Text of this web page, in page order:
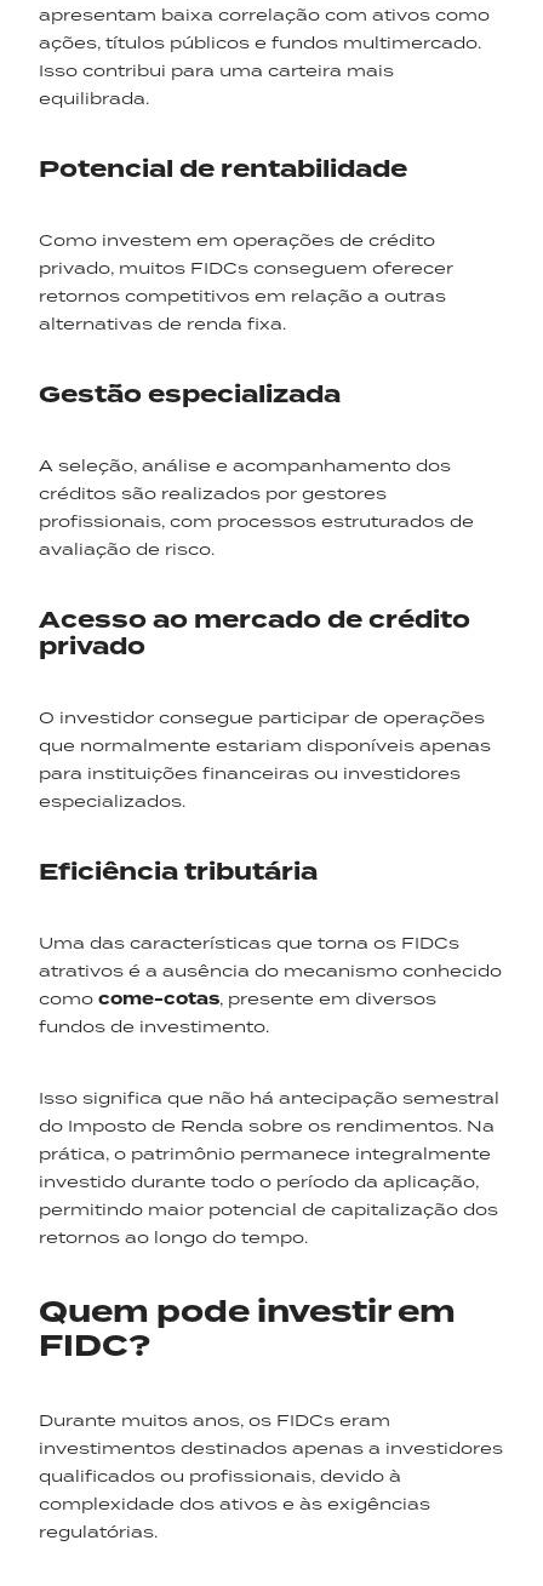
apresentam baixa correlação com ativos como
ações, títulos públicos e fundos multimercado.
Isso contribui para uma carteira mais
equilibrada.
Potencial de rentabilidade
Como investem em operações de crédito
privado, muitos FIDCs conseguem oferecer
retornos competitivos em relação a outras
alternativas de renda fixa.
Gestão especializada
A seleção, análise e acompanhamento dos
créditos são realizados por gestores
profissionais, com processos estruturados de
avaliação de risco.
Acesso ao mercado de crédito
privado
O investidor consegue participar de operações
que normalmente estariam disponíveis apenas
para instituições financeiras ou investidores
especializados.
Eficiência tributária
Uma das características que torna os FIDCs
atrativos é a ausência do mecanismo conhecido
como come-cotas, presente em diversos
fundos de investimento.
Isso significa que não há antecipação semestral
do Imposto de Renda sobre os rendimentos. Na
prática, o patrimônio permanece integralmente
investido durante todo o período da aplicação,
permitindo maior potencial de capitalização dos
retornos ao longo do tempo.
Quem pode investir em
FIDC?
Durante muitos anos, os FIDCs eram
investimentos destinados apenas a investidores
qualificados ou profissionais, devido à
complexidade dos ativos e às exigências
regulatórias.